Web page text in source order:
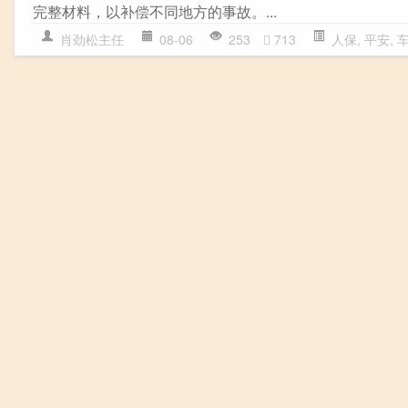
完整材料，以补偿不同地方的事故。...
肖劲松主任 08-06 253 713 人保, 平安,